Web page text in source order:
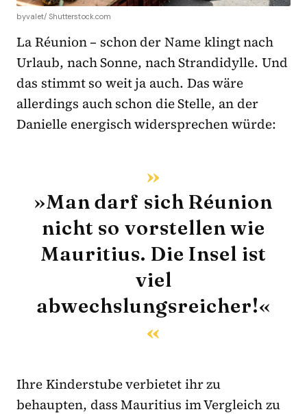
byvalet/ Shutterstock.com
La Réunion – schon der Name klingt nach
Urlaub, nach Sonne, nach Strandidylle. Und
das stimmt so weit ja auch. Das wäre
allerdings auch schon die Stelle, an der
Danielle energisch widersprechen würde:
»Man darf sich Réunion
nicht so vorstellen wie
Mauritius. Die Insel ist
viel
abwechslungsreicher!«
Ihre Kinderstube verbietet ihr zu
behaupten, dass Mauritius im Vergleich zu